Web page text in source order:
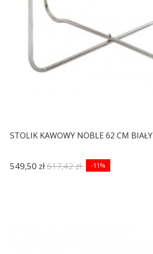
STOLIK KAWOWY NOBLE 62 CM BIAŁY
549,50 zł617,42 zł -11%